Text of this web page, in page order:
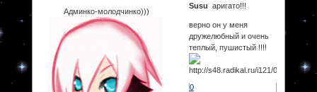
Админко-молодчинко)))
Susu аригато!!!
верно он у меня
дружелюбный и очень
теплый, пушистый !!!!
0